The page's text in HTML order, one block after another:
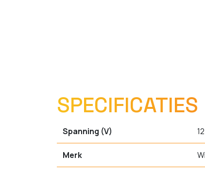
SPECIFICATIES
Spanning (V)
Merk